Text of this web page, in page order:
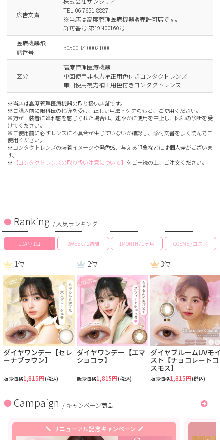
広告文責
TEL:06-7651-8887
※当店は高度管理医療機器販売許可店です。
許可番号 第19N00160号
医療機器承
認番号
30500BZI00021000
区分
高度管理医療機器
単回使用非視力補正用色付きコンタクトレンズ
単回使用視力補正用色付きコンタクトレンズ
※当店は高度管理医療機器の取り扱い店舗です。
※ご購入前に眼科医の指導を受け、正しい用法・ケアのもと、ご使用ください。
※万が一装着に違和感を感じられた場合は、速やかに使用を中止し、医師の診断を受
けてください。
※ご使用前に必ずレンズに不具合が生じていないか確認し、添付文書をよく読んでご
使用ください。
※コンタクトレンズの装着イメージや発色感、与える印象などには個人差がございま
す。
※ 【コンタクトレンズの取り扱い注意について】 をご一読の上、ご注文ください。
Ranking / 人気ランキング
1DAY / 1日 2WEEK / 2週間 1MONTH / 1ヶ月 COSME / コスメ
1位
ダイヤワンデー【セレ
ーナブラウン】
販売価格1,815円(税込)
2位
ダイヤワンデー【エマ
ショコラ】
販売価格1,815円(税込)
3位
ダイヤブルームUVモ
スト【チョコレートコ
スモス】
販売価格1,815円(税込)
Campaign / キャンペーン商品
リニューアル記念キャンペーン